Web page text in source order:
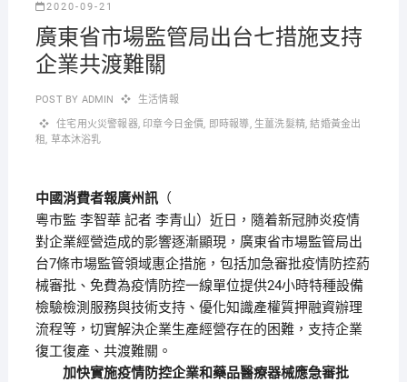
2020-09-21
廣東省市場監管局出台七措施支持
企業共渡難關
POST BY ADMIN 生活情報
住宅用火災警報器, 印章今日金價, 即時報導, 生薑洗髮精,結婚黃金出
租, 草本沐浴乳
中國消費者報廣州訊（
粵市監 李智華 記者 李青山）近日，隨着新冠肺炎疫情
對企業經營造成的影響逐漸顯現，廣東省市場監管局出
台7條市場監管領域惠企措施，包括加急審批疫情防控葯
械審批、免費為疫情防控一線單位提供24小時特種設備
檢驗檢測服務與技術支持、優化知識產權質押融資辦理
流程等，切實解決企業生產經營存在的困難，支持企業
復工復產、共渡難關。
加快實施疫情防控企業和藥品醫療器械應急審批